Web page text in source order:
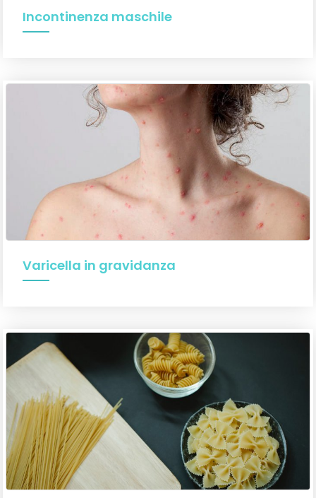
Incontinenza maschile
Varicella in gravidanza